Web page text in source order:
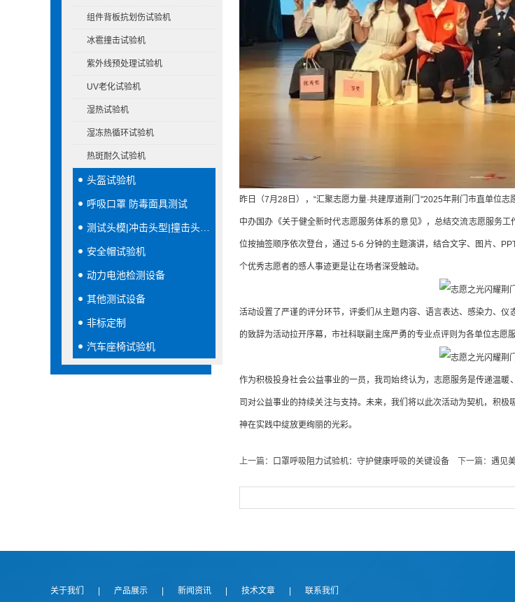
组件背板抗划伤试验机
冰雹撞击试验机
紫外线预处理试验机
UV老化试验机
湿热试验机
湿冻热循环试验机
热斑耐久试验机
头盔试验机
呼吸口罩 防毒面具测试
安全帽试验机
动力电池检测设备
其他测试设备
非标定制
汽车座椅试验机
昨日（7月28日），“汇聚志愿力量·共建厚道荆门"2025年荆门市直单位
中办国办《关于健全新时代志愿服务体系的意见》，总结交流志愿服务
位按抽签顺序依次登台，通过 5-6 分钟的主题演讲，结合文字、图片、
个优秀志愿者的感人事迹更是让在场者深受触动。
活动设置了严谨的评分环节，评委们从主题内容、语言表达、感染力、
的致辞为活动拉开序幕，市社科联副主席严勇的专业点评则为各单位志愿
作为积极投身社会公益事业的一员，我司始终认为，志愿服务是传递温
司对公益事业的持续关注与支持。未来，我们将以此次活动为契机，积
神在实践中绽放更绚丽的光彩。
上一篇： 口罩呼吸阻力试验机：守护健康呼吸的关键设备 下一篇： 遇见
关于我们 | 产品展示 | 新闻资讯 | 技术文章 | 联系我们